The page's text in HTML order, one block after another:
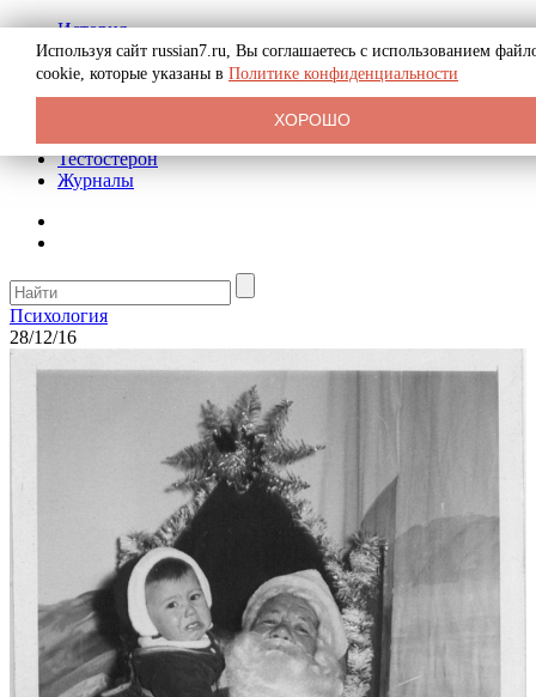
История
Биография
Криминал
Реклама на сайте
Тестостерон
Журналы
Психология
28/12/16
Используя сайт russian7.ru, Вы соглашаетесь с использованием
cookie, которые указаны в Политике конфиденциальности
ХОРОШО